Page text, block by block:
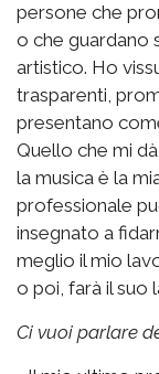
persone che
o che guardano
artistico. Ho
trasparenti,
presentano
Quello che mi
la musica è la
professionale
insegnato a
meglio il mio
o poi, farà il suo
Ci vuoi parlare